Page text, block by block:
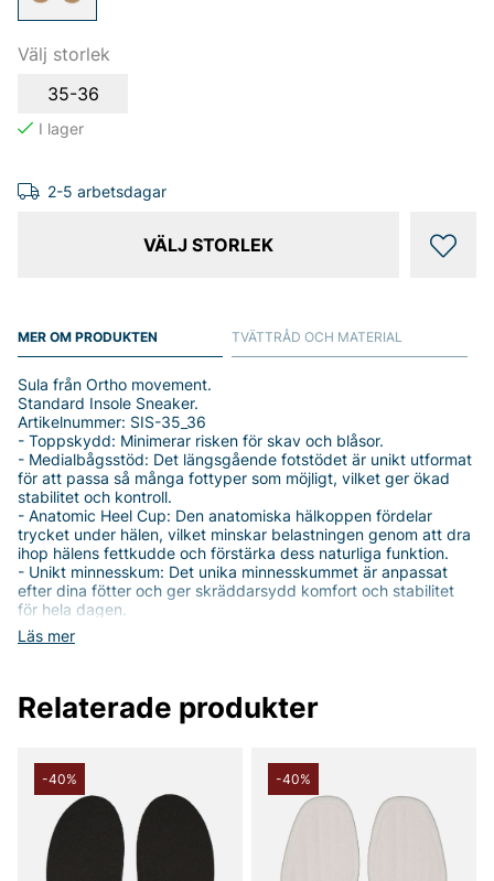
Välj storlek
35-36
2-5 arbetsdagar
VÄLJ STORLEK
MER OM PRODUKTEN
Läs mer
Sula från Ortho movement.
Standard Insole Sneaker.
Artikelnummer: SIS-35_36
- Toppskydd: Minimerar risken för skav och blåsor.
- Medialbågsstöd: Det längsgående fotstödet är unikt utformat
för att passa så många fottyper som möjligt, vilket ger ökad
stabilitet och kontroll.
- Anatomic Heel Cup: Den anatomiska hälkoppen fördelar
trycket under hälen, vilket minskar belastningen genom att dra
ihop hälens fettkudde och förstärka dess naturliga funktion.
- Unikt minnesskum: Det unika minnesskummet är anpassat
efter dina fötter och ger skräddarsydd komfort och stabilitet
för hela dagen.
- Stötdämpande zon: Den unika stötdämpande zonen minskar
belastningen på hälen, lederna och benen, vilket ger förbättrat
Tack för att du handlar i vår webbshop. Besök oss även i vår
butik i Vingåker.Läs mer på www.vfo.se
TVÄTTRÅD OCH MATERIAL
Relaterade produkter
-40% -40%